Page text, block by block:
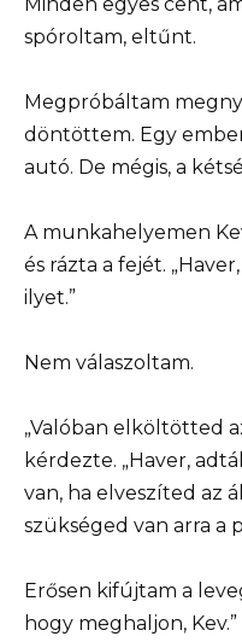
spóroltam, eltűnt.
Megpróbáltam
döntöttem. Egy
autó. De mégis, a
A munkahelyemen
és rázta a fejét.
ilyet.”
Nem válaszoltam.
„Valóban elköltötted
kérdezte. „Haver,
van, ha elveszíted az
szükséged van arra a
Erősen kifújtam a
hogy meghaljon, Kev.”